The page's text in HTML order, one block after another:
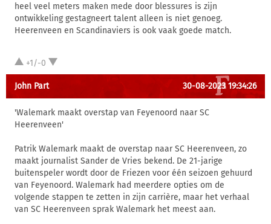
heel veel meters maken mede door blessures is zijn
ontwikkeling gestagneert talent alleen is niet genoeg.
Heerenveen en Scandinaviers is ook vaak goede match.
+1/-0
John Part 30-08-2023 19:34:26
'Walemark maakt overstap van Feyenoord naar SC
Heerenveen'
Patrik Walemark maakt de overstap naar SC Heerenveen, zo
maakt journalist Sander de Vries bekend. De 21-jarige
buitenspeler wordt door de Friezen voor één seizoen gehuurd
van Feyenoord. Walemark had meerdere opties om de
volgende stappen te zetten in zijn carrière, maar het verhaal
van SC Heerenveen sprak Walemark het meest aan.